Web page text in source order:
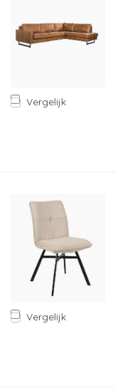
Vergelijk
Vergelijk